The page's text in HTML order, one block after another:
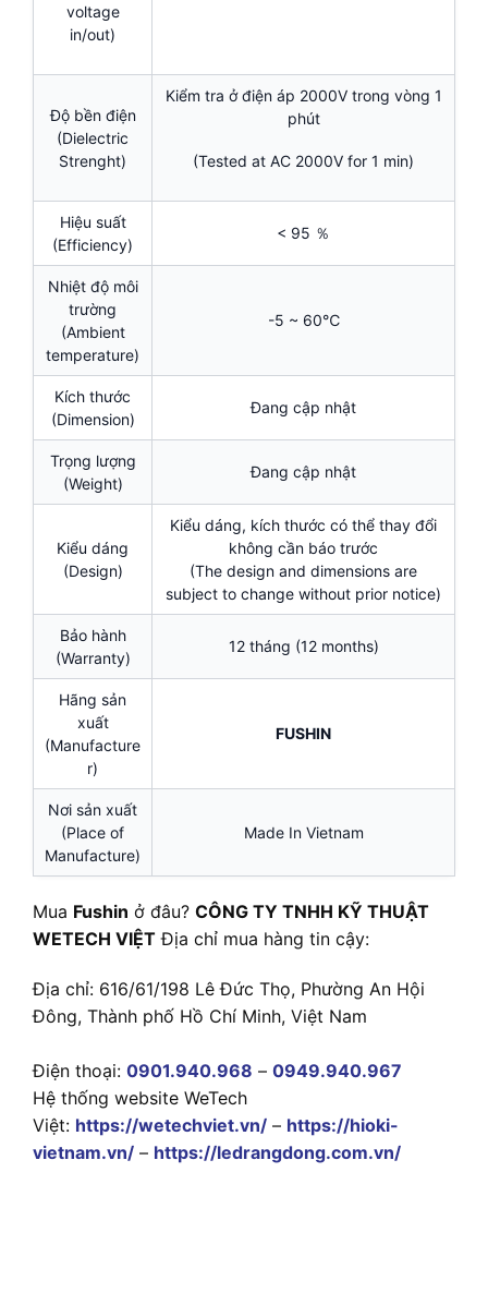
voltage
in/out)
Độ bền điện
(Dielectric
Strenght)
Kiểm tra ở điện áp 2000V trong vòng 1
phút
(Tested at AC 2000V for 1 min)
Hiệu suất
(Efficiency)
< 95 ％
Nhiệt độ môi
trường
(Ambient
temperature)
-5 ~ 60℃
Kích thước
(Dimension)
Đang cập nhật
Trọng lượng
(Weight)
Đang cập nhật
Kiểu dáng
(Design)
Kiểu dáng, kích thước có thể thay đổi
không cần báo trước
(The design and dimensions are
subject to change without prior notice)
Bảo hành
(Warranty)
12 tháng (12 months)
Hãng sản
xuất
(Manufacture
r)
FUSHIN
Nơi sản xuất
(Place of
Manufacture)
Made In Vietnam
Mua Fushin ở đâu? CÔNG TY TNHH KỸ THUẬT
WETECH VIỆT Địa chỉ mua hàng tin cậy:
Địa chỉ: 616/61/198 Lê Đức Thọ, Phường An Hội
Đông, Thành phố Hồ Chí Minh, Việt Nam
Điện thoại: 0901.940.968 – 0949.940.967
Hệ thống website WeTech
Việt: https://wetechviet.vn/ – https://hioki-
vietnam.vn/ – https://ledrangdong.com.vn/